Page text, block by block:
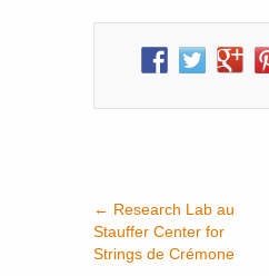
← Research Lab au
Stauffer Center for
Strings de Crémone